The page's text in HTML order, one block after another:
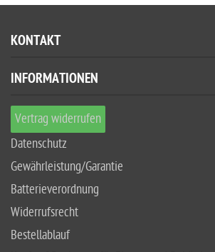
KONTAKT
INFORMATIONEN
Vertrag widerrufen
Datenschutz
Gewährleistung/Garantie
Batterieverordnung
Widerrufsrecht
Bestellablauf